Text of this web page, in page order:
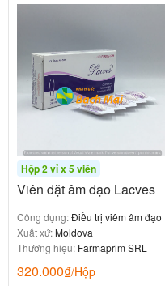
Hộp 2 vỉ x 5 viên
Viên đặt âm đạo Lacves
Công dụng:Điều trị viêm âm đạo
Xuất xứ:Moldova
Thương hiệu: Farmaprim SRL
320.000₫/Hộp